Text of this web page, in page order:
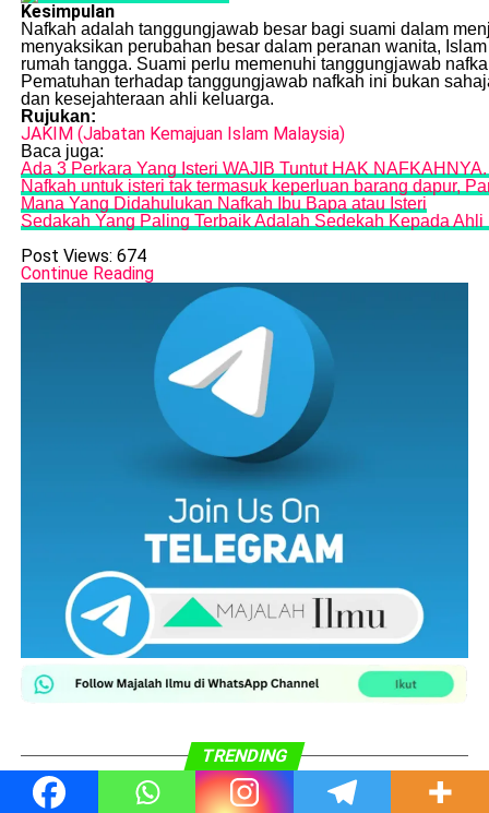
Kesimpulan
Nafkah adalah tanggungjawab besar bagi suami dalam
menyaksikan perubahan besar dalam peranan wanita,
rumah tangga. Suami perlu memenuhi tanggungjawab
Pematuhan terhadap tanggungjawab nafkah ini bukan
dan kesejahteraan ahli keluarga.
Rujukan:
JAKIM (Jabatan Kemajuan Islam Malaysia)
Baca juga:
Ada 3 Perkara Yang Isteri WAJIB Tuntut HAK
Nafkah untuk isteri tak termasuk keperluan barang dapur,
Mana Yang Didahulukan Nafkah Ibu Bapa atau Isteri
Sedakah Yang Paling Terbaik Adalah Sedekah Kepada
Post Views: 674
Continue Reading
TRENDING